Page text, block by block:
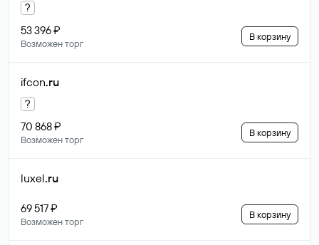
?
53 396 ₽
Возможен торг
В корзину
ifcon.ru
?
70 868 ₽
Возможен торг
В корзину
luxel.ru
69 517 ₽
Возможен торг
В корзину